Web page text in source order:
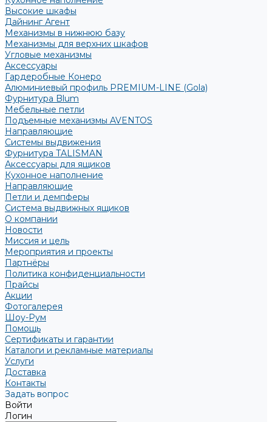
Высокие шкафы
Дайнинг Агент
Механизмы в нижнюю базу
Механизмы для верхних шкафов
Угловые механизмы
Аксессуары
Гардеробные Конеро
Алюминиевый профиль PREMIUM-LINE (Gola)
Фурнитура Blum
Мебельные петли
Подъемные механизмы AVENTOS
Направляющие
Системы выдвижения
Фурнитура TALISMAN
Аксессуары для ящиков
Кухонное наполнение
Направляющие
Петли и демпферы
Система выдвижных ящиков
О компании
Новости
Миссия и цель
Мероприятия и проекты
Партнёры
Политика конфиденциальности
Прайсы
Акции
Фотогалерея
Шоу-Рум
Помощь
Сертификаты и гарантии
Каталоги и рекламные материалы
Услуги
Доставка
Контакты
Задать вопрос
Войти
Логин